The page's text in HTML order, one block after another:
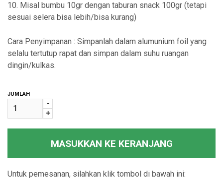
10. Misal bumbu 10gr dengan taburan snack 100gr (tetapi
sesuai selera bisa lebih/bisa kurang)
Cara Penyimpanan : Simpanlah dalam alumunium foil yang
selalu tertutup rapat dan simpan dalam suhu ruangan
dingin/kulkas.
JUMLAH
-
+
MASUKKAN KE KERANJANG
Untuk pemesanan, silahkan klik tombol di bawah ini: